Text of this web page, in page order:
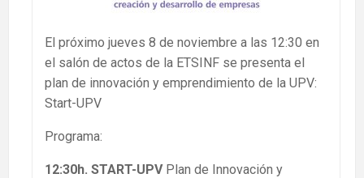
El próximo jueves 8 de noviembre a las 12:30 en
el salón de actos de la ETSINF se presenta el
plan de innovación y emprendimiento de la UPV:
Start-UPV
Programa:
12:30h. START-UPVPlan de Innovación y